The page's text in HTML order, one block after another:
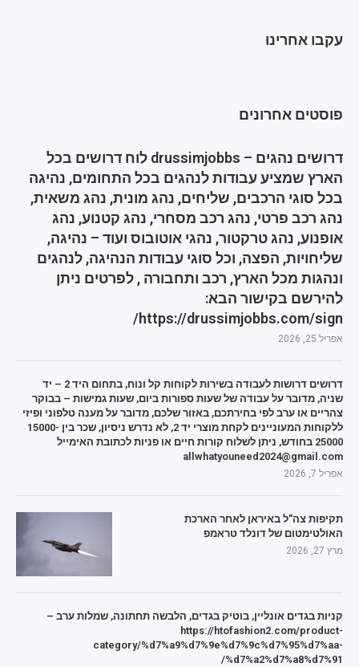
עקבו אחרינו
פוסטים אחרונים
דרושים נהגים – drussimjobbs לוח דרושים בכל
הארץ שמציע עבודות לנהגים בכל התחומים, נהיגה
בכל סוגי הרכבים, שליחים, נהג מונית, נהג משאית,
נהג רכב פרטי, נהג רכב מסחרי, נהג קטנוע, נהג
אופנוע, נהג טרקטור, נהגי אוטובוס ועוד – נהיגה,
שליחויות, הפצה, וכל סוגי עבודות הנהיגה, לנהגים
ונהגות מכל הארץ, רכב ותחבורה , לפרטים ניתן
להירשם בקישור הבא:
https://drussimjobbs.com/sign/
אפריל 25, 2026
דרושים דרושות לעבודה בשירות לקוחות קל ונוח, בתחום היד 2 – יד
שניה, מדובר על עבודה של שעות ספורות ביום, שעות גמישות – בבוקר
צהריים או ערב לפי בחירתכם, באזור שלכם, מדובר על מענה טלפוני ופיזי
ללקוחות המעוניינים לקחת מוצרי יד 2, לא נדרש ניסיון, שכר בין 15000-
25000 בחודש, ניתן לשלוח קורות חיים או פניות לכתובת האימייל
allwhatyouneed2024@gmail.com
אפריל 7, 2026
תקיפות צה"ל באיראן לאחר הארכת
האולטימטום של דונלד טראמפ
מרץ 27, 2026
קניות בגדים אונליין, בוטיק בגדים, הלבשה תחתונה, שמלות ערב –
https://htofashion2.com/product-
category/%d7%a9%d7%9e%d7%9c%d7%95%d7%aa-
%d7%a2%d7%a8%d7%91/